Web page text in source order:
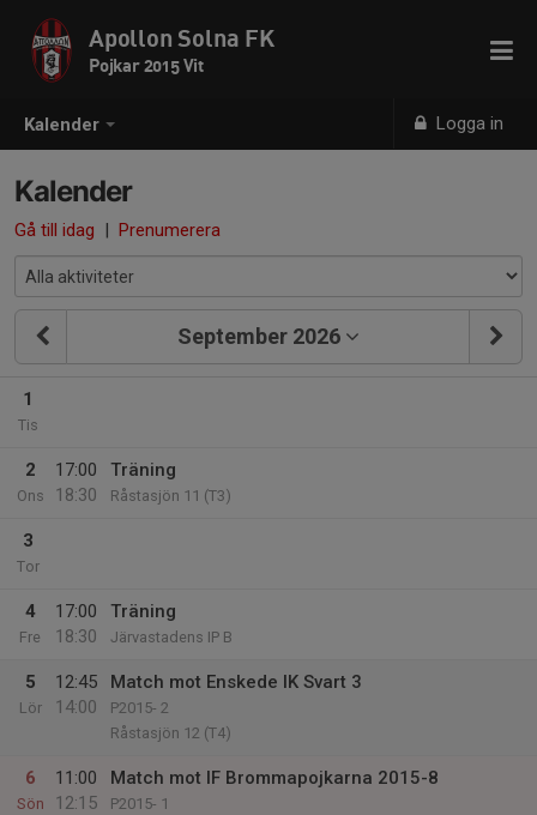
Kalender Logga in
Apollon Solna FK
Pojkar 2015 Vit
Kalender
Gå till idag | Prenumerera
September 2026
1
Tis
2
Ons
17:00
18:30
Träning
Råstasjön 11 (T3)
3
Tor
4
Fre
17:00
18:30
Träning
Järvastadens IP B
5
Lör
12:45
14:00
Match mot Enskede IK Svart 3
P2015- 2
Råstasjön 12 (T4)
6
Sön
11:00
12:15
Match mot IF Brommapojkarna 2015-8
P2015- 1